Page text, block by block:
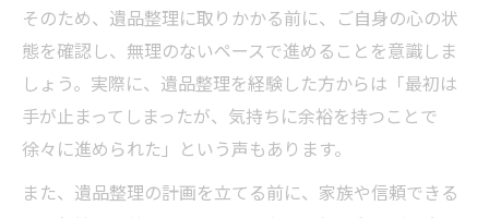
そのため、遺品整理に取りかかる前に、ご自身の心の状
態を確認し、無理のないペースで進めることを意識しま
しょう。実際に、遺品整理を経験した方からは「最初は
手が止まってしまったが、気持ちに余裕を持つことで
徐々に進められた」という声もあります。
また、遺品整理の計画を立てる前に、家族や信頼できる